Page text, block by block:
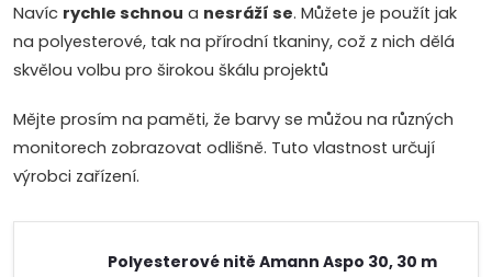
Navíc rychle schnou a nesráží se. Můžete je použít jak
na polyesterové, tak na přírodní tkaniny, což z nich dělá
skvělou volbu pro širokou škálu projektů
Mějte prosím na paměti, že barvy se můžou na různých
monitorech zobrazovat odlišně. Tuto vlastnost určují
výrobci zařízení.
Polyesterové nitě Amann Aspo 30, 30 m